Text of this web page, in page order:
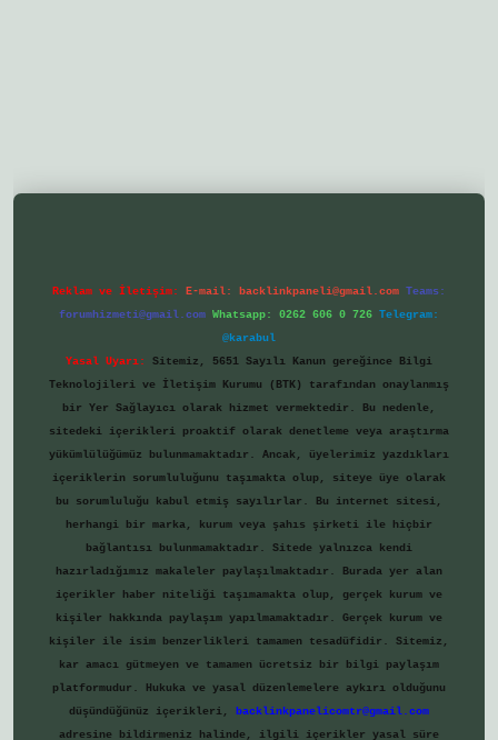
Reklam ve İletişim: E-mail: backlinkpaneli@gmail.com Teams:
forumhizmeti@gmail.com Whatsapp: 0262 606 0 726 Telegram:
@karabul
Yasal Uyarı:
Sitemiz, 5651 Sayılı Kanun gereğince Bilgi
Teknolojileri ve İletişim Kurumu (BTK) tarafından onaylanmış
bir Yer Sağlayıcı olarak hizmet vermektedir. Bu nedenle,
sitedeki içerikleri proaktif olarak denetleme veya araştırma
yükümlülüğümüz bulunmamaktadır. Ancak, üyelerimiz yazdıkları
içeriklerin sorumluluğunu taşımakta olup, siteye üye olarak
bu sorumluluğu kabul etmiş sayılırlar. Bu internet sitesi,
herhangi bir marka, kurum veya şahıs şirketi ile hiçbir
bağlantısı bulunmamaktadır. Sitede yalnızca kendi
hazırladığımız makaleler paylaşılmaktadır. Burada yer alan
içerikler haber niteliği taşımamakta olup, gerçek kurum ve
kişiler hakkında paylaşım yapılmamaktadır. Gerçek kurum ve
kişiler ile isim benzerlikleri tamamen tesadüfidir. Sitemiz,
kar amacı gütmeyen ve tamamen ücretsiz bir bilgi paylaşım
platformudur. Hukuka ve yasal düzenlemelere aykırı olduğunu
düşündüğünüz içerikleri,
backlinkpanelicomtr@gmail.com
adresine bildirmeniz halinde, ilgili içerikler yasal süre